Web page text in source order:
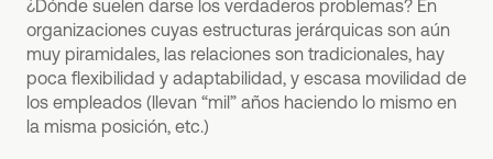
¿Dónde suelen darse los verdaderos problemas? En
organizaciones cuyas estructuras jerárquicas son aún
muy piramidales, las relaciones son tradicionales, hay
poca flexibilidad y adaptabilidad, y escasa movilidad de
los empleados (llevan “mil” años haciendo lo mismo en
la misma posición, etc.)